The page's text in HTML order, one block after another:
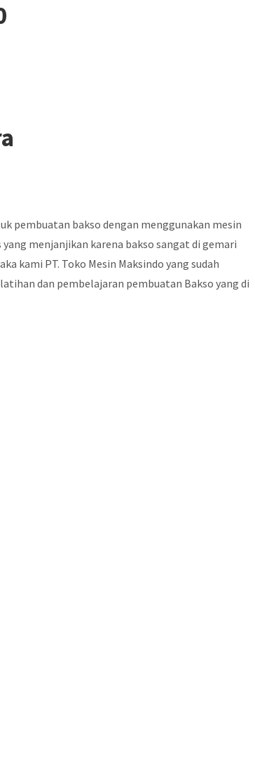
pembuatan bakso dengan menggunakan mesin
menjanjikan karena bakso sangat di gemari
kami PT. Toko Mesin Maksindo yang sudah
dan pembelajaran pembuatan Bakso yang di